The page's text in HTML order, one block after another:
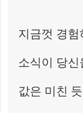
지금껏 경험
소식이 당신
값은 미친